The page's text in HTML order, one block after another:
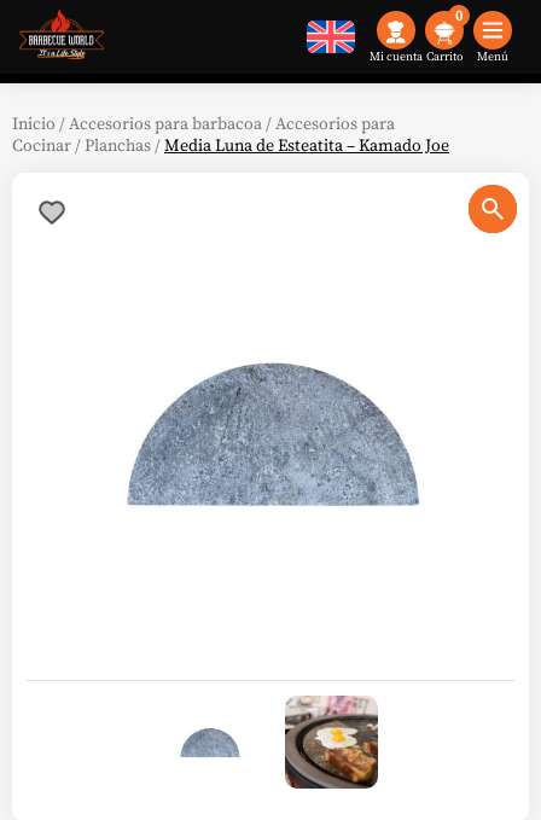
Mi cuenta
0
Menú
Inicio /Accesorios para barbacoa /Accesorios para
Cocinar /Planchas /Media Luna de Esteatita – Kamado Joe